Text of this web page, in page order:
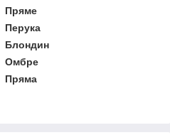
Пряме
Перука
Блондин
Омбре
Пряма